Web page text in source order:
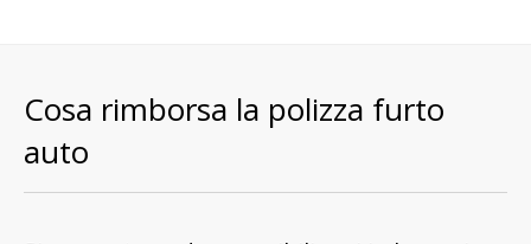
Cosa rimborsa la polizza furto
auto